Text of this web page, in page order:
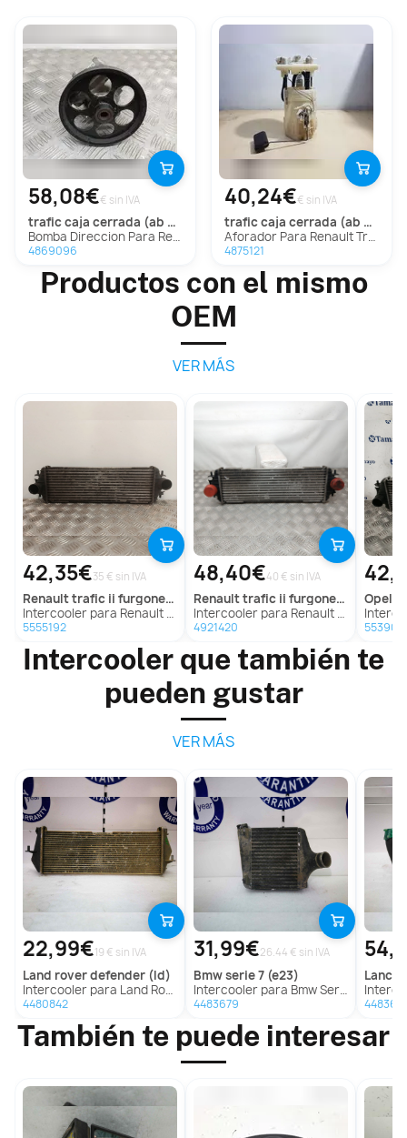
58,08€€ sin IVA
trafic caja cerrada (ab 4.01)
Bomba Direccion Para Renault Trafic Caja Cerrada
4869096
40,24€€ sin IVA
trafic caja cerrada (ab 4.01)
Aforador Para Renault Trafic Caja Cerrada
4875121
Productos con el mismo
OEM
VER MÁS
42,35€35 € sin IVA
renaulttrafic ii furgoneta (fl)
Intercooler para Renault Trafic Ii Furgoneta (Fl)
5555192
48,40€40 € sin IVA
renaulttrafic ii furgoneta (fl)
Intercooler para Renault Trafic Ii Furgoneta (Fl)
4921420
opel
Intercooler
Intercooler que también te
pueden gustar
VER MÁS
22,99€19 € sin IVA
land roverdefender (ld)
Intercooler para Land Rover Defender (Ld)
4480842
31,99€26.44 € sin IVA
bmwserie 7 (e23)
Intercooler para Bmw Serie 7 (E23)
4483679
lancia
También te puede interesar